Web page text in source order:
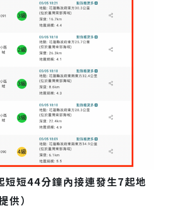
短44分鐘內接連發生7起地
供）